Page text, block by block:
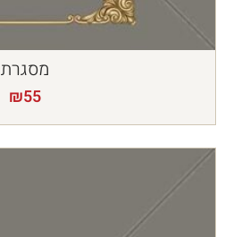
מסגרת
₪55